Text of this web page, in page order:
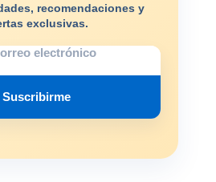
recomendaciones y
exclusivas.
Suscribirme